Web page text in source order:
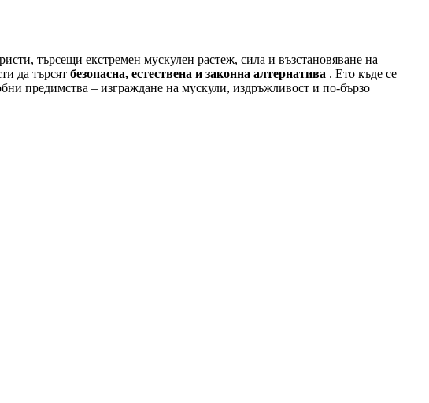
търсещи екстремен мускулен растеж, сила и възстановяване на
да търсят безопасна, естествена и законна алтернатива . Ето къде се
предимства – изграждане на мускули, издръжливост и по-бързо